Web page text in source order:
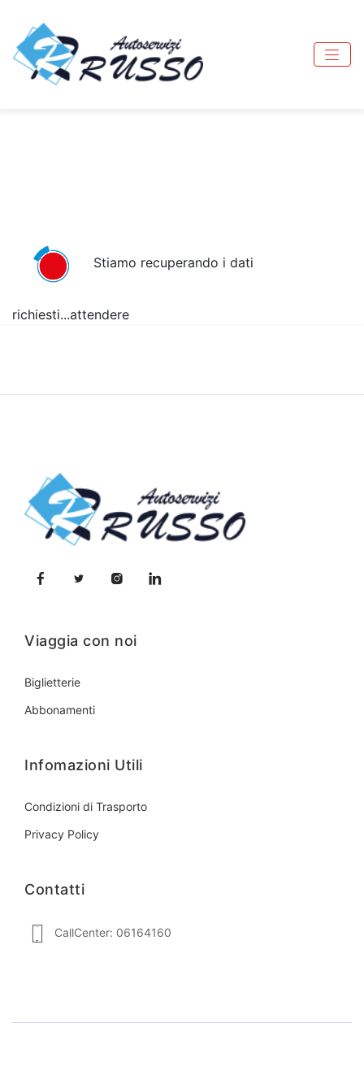
Stiamo recuperando i dati
richiesti...attendere
Viaggia con noi
Biglietterie
Abbonamenti
Infomazioni Utili
Condizioni di Trasporto
Privacy Policy
Contatti
CallCenter: 06164160